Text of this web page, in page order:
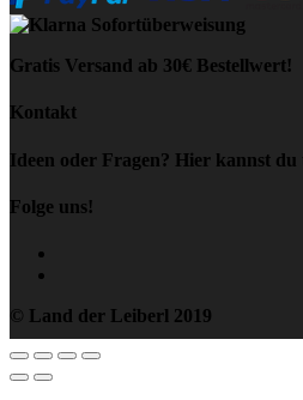
Gratis Versand ab 30€ Bestellwert!
Kontakt
Ideen oder Fragen? Hier kannst
Folge uns!
© Land der Leiberl 2019